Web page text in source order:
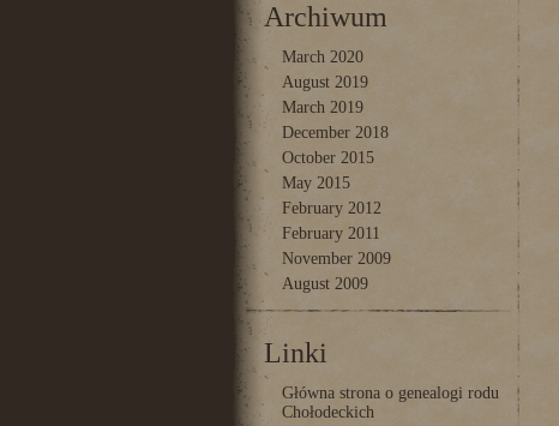
Archiwum
March 2020
August 2019
March 2019
December 2018
October 2015
May 2015
February 2012
February 2011
November 2009
August 2009
Linki
Główna strona o genealogi rodu
Chołodeckich